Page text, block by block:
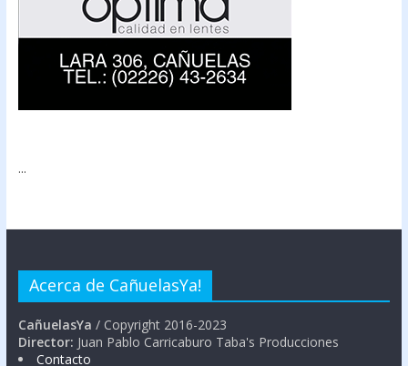
...
Acerca de CañuelasYa!
CañuelasYa / Copyright 2016-2023
Director: Juan Pablo Carricaburo Taba's Producciones
Contacto